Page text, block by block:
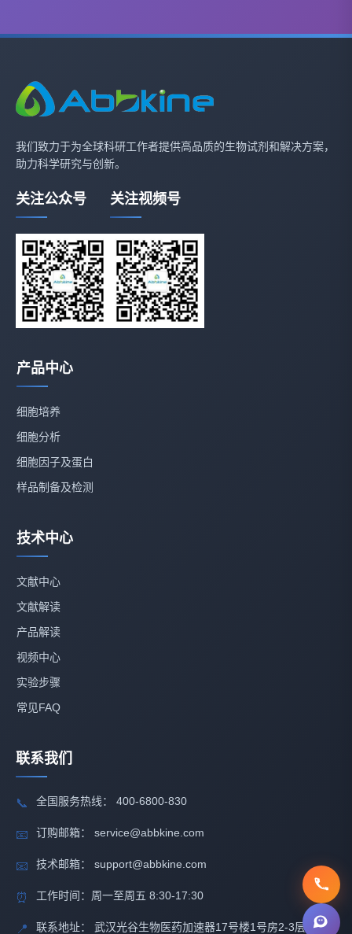
我们致力于为全球科研工作者提供高品质的生物试剂和解决方案，
助力科学研究与创新。
关注公众号 关注视频号
产品中心
细胞培养
细胞分析
细胞因子及蛋白
样品制备及检测
技术中心
文献中心
文献解读
产品解读
视频中心
实验步骤
常见FAQ
联系我们
📞 全国服务热线： 400-6800-830
📧 订购邮箱： service@abbkine.com
📧 技术邮箱： support@abbkine.com
⏰ 工作时间：周一至周五 8:30-17:30
📍 联系地址： 武汉光谷生物医药加速器17号楼1号房2-3层